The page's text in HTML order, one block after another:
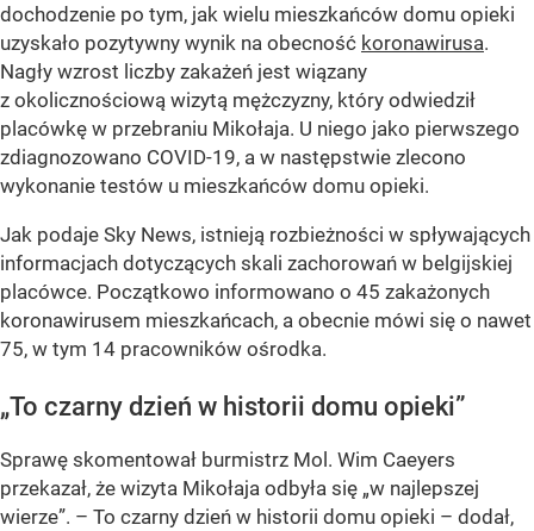
dochodzenie po tym, jak wielu mieszkańców domu opieki
uzyskało pozytywny wynik na obecność koronawirusa.
Nagły wzrost liczby zakażeń jest wiązany
z okolicznościową wizytą mężczyzny, który odwiedził
placówkę w przebraniu Mikołaja. U niego jako pierwszego
zdiagnozowano COVID-19, a w następstwie zlecono
wykonanie testów u mieszkańców domu opieki.
Jak podaje Sky News, istnieją rozbieżności w spływających
informacjach dotyczących skali zachorowań w belgijskiej
placówce. Początkowo informowano o 45 zakażonych
koronawirusem mieszkańcach, a obecnie mówi się o nawet
75, w tym 14 pracowników ośrodka.
„To czarny dzień w historii domu opieki”
Sprawę skomentował burmistrz Mol. Wim Caeyers
przekazał, że wizyta Mikołaja odbyła się „w najlepszej
wierze”. – To czarny dzień w historii domu opieki – dodał,